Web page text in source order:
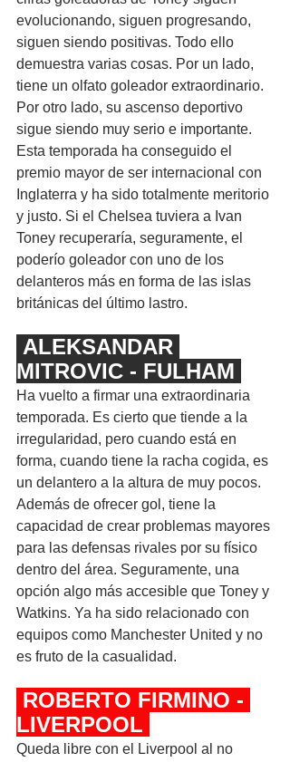
evolucionando, siguen progresando,
siguen siendo positivas. Todo ello
demuestra varias cosas. Por un lado,
tiene un olfato goleador extraordinario.
Por otro lado, su ascenso deportivo
sigue siendo muy serio e importante.
Esta temporada ha conseguido el
premio mayor de ser internacional con
Inglaterra y ha sido totalmente meritorio
y justo. Si el Chelsea tuviera a Ivan
Toney recuperaría, seguramente, el
poderío goleador con uno de los
delanteros más en forma de las islas
británicas del último lastro.
MITROVIC - FULHAM
Ha vuelto a firmar una extraordinaria
temporada. Es cierto que tiende a la
irregularidad, pero cuando está en
forma, cuando tiene la racha cogida, es
un delantero a la altura de muy pocos.
Además de ofrecer gol, tiene la
capacidad de crear problemas mayores
para las defensas rivales por su físico
dentro del área. Seguramente, una
opción algo más accesible que Toney y
Watkins. Ya ha sido relacionado con
equipos como Manchester United y no
es fruto de la casualidad.
LIVERPOOL
Queda libre con el Liverpool al no